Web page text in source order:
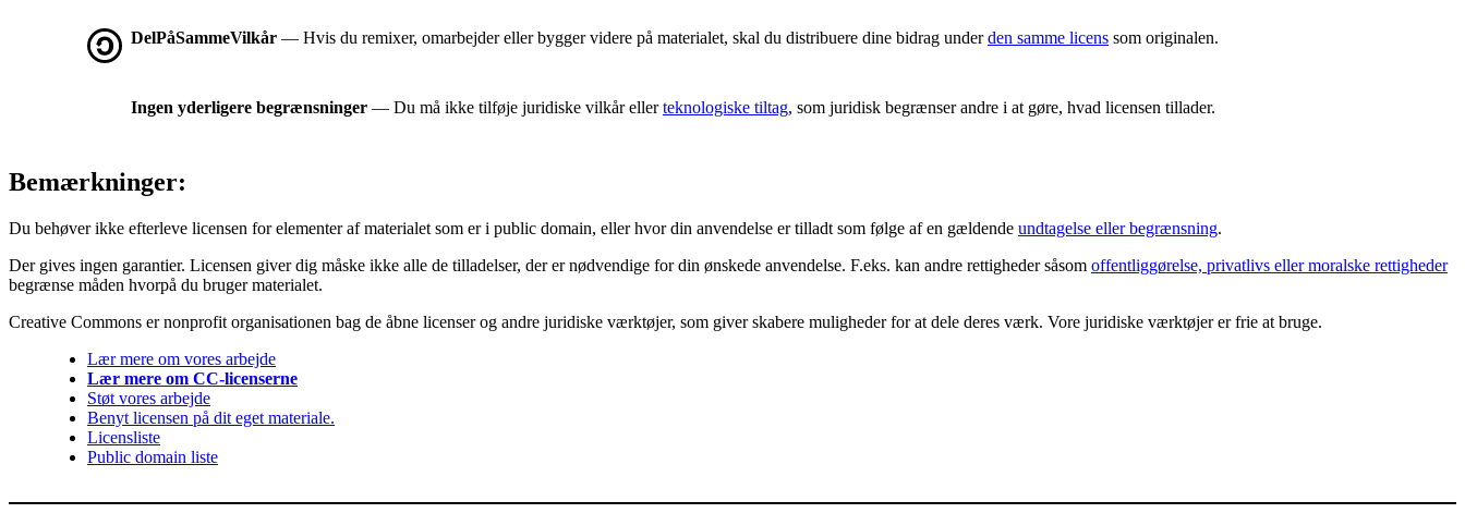
DelPåSammeVilkår — Hvis du remixer, omarbejder eller bygger videre på materialet, skal du distribuere dine bidrag underden samme licens som originalen.
Ingen yderligere begrænsninger — Du må ikke tilføje juridiske vilkår ellerteknologiske tiltag, som juridisk begrænser andre i at gøre, hvad licensen tillader.
Bemærkninger:
Du behøver ikke efterleve licensen for elementer af materialet som er i public domain, eller hvor din anvendelse er tilladt som følge af en gældende undtagelse eller begrænsning.
Der gives ingen garantier. Licensen giver dig måske ikke alle de tilladelser, der er nødvendige for din ønskede anvendelse. F.eks. kan andre rettigheder såsom offentliggørelse, privatlivs eller moralske rettigheder
begrænse måden hvorpå du bruger materialet.
Creative Commons er nonprofit organisationen bag de åbne licenser og andre juridiske værktøjer, som giver skabere muligheder for at dele deres værk. Vore juridiske værktøjer er frie at bruge.
Lær mere om vores arbejde
Lær mere om CC-licenserne
Støt vores arbejde
Benyt licensen på dit eget materiale.
Licensliste
Public domain liste